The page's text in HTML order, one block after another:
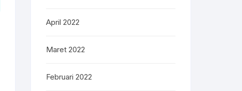
April 2022
Maret 2022
Februari 2022